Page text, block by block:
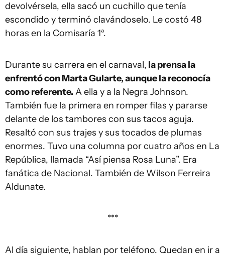
devolvérsela, ella sacó un cuchillo que tenía
escondido y terminó clavándoselo. Le costó 48
horas en la Comisaría 1ª.
Durante su carrera en el carnaval, la prensa la
enfrentó con Marta Gularte, aunque la reconocía
como referente. A ella y a la Negra Johnson.
También fue la primera en romper filas y pararse
delante de los tambores con sus tacos aguja.
Resaltó con sus trajes y sus tocados de plumas
enormes. Tuvo una columna por cuatro años en La
República, llamada “Así piensa Rosa Luna”. Era
fanática de Nacional. También de Wilson Ferreira
Aldunate.
***
Al día siguiente, hablan por teléfono. Quedan en ir a